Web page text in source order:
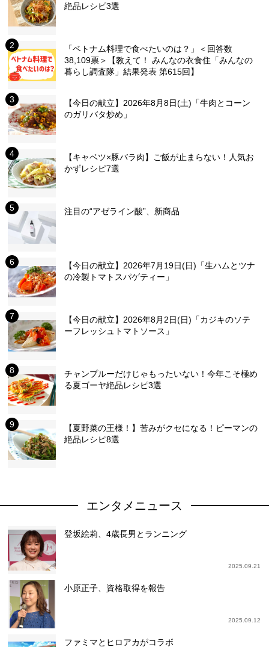
絶品レシピ3選
「ベトナム料理で食べたいのは？」＜回答数
38,109票＞【教えて！ みんなの衣食住「みんなの
暮らし調査隊」結果発表 第615回】
【今日の献立】2026年8月8日(土)「牛肉とコーン
のガリバタ炒め」
【キャベツ×豚バラ肉】ご飯が止まらない！人気お
かずレシピ7選
注目の“アゼライン酸”、新商品
【今日の献立】2026年7月19日(日)「生ハムとツナ
の冷製トマトスパゲティー」
【今日の献立】2026年8月2日(日)「カジキのソテ
ーフレッシュトマトソース」
チャンプルーだけじゃもったいない！今年こそ極め
る夏ゴーヤ絶品レシピ3選
【夏野菜の王様！】苦みがクセになる！ピーマンの
絶品レシピ8選
エンタメニュース
登坂絵莉、4歳長男とランニング
2025.09.21
小原正子、資格取得を報告
2025.09.12
ファミマとヒロアカがコラボ